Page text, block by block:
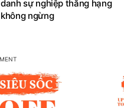
danh sự nghiệp thăng hạng
không ngừng